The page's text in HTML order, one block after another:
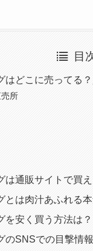
目
はどこに売ってる
所
は通販サイトで買え
とは肉汁あふれる
を安く買う方法は？
のSNSでの目撃情